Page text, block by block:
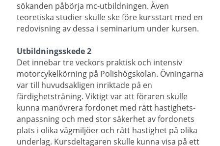
sökanden påbörja mc-utbildningen. Även
teoretiska studier skulle ske före kursstart med en
redovisning av dessa i seminarium under kursen.
Utbildningsskede 2
Det innebar tre veckors praktisk och intensiv
motorcykelkörning på Polishögskolan. Övningarna
var till huvudsakligen inriktade på en
färdighetsträning. Viktigt var att föraren skulle
kunna manövrera fordonet med rätt hastighets-
anpassning och med stor säkerhet av fordonets
plats i olika vägmiljöer och rätt hastighet på olika
underlag. Kursdeltagaren skulle kunna visa på ett